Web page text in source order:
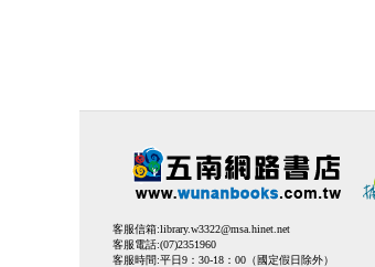
客服信箱:library.w3322@msa.hinet.net
客服電話:(07)2351960
客服時間:平日9：30-18：00（國定假日除外）